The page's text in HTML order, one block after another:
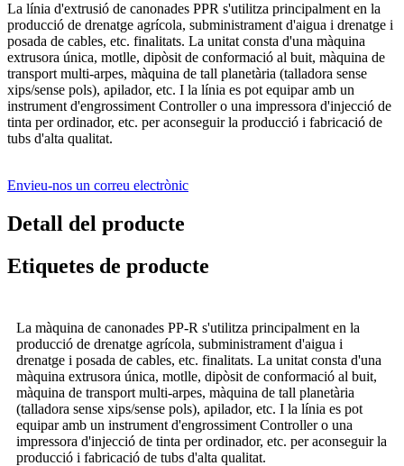
La línia d'extrusió de canonades PPR s'utilitza principalment en la
producció de drenatge agrícola, subministrament d'aigua i drenatge i
posada de cables, etc. finalitats. La unitat consta d'una màquina
extrusora única, motlle, dipòsit de conformació al buit, màquina de
transport multi-arpes, màquina de tall planetària (talladora sense
xips/sense pols), apilador, etc. I la línia es pot equipar amb un
instrument d'engrossiment Controller o una impressora d'injecció de
tinta per ordinador, etc. per aconseguir la producció i fabricació de
tubs d'alta qualitat.
Envieu-nos un correu electrònic
Detall del producte
Etiquetes de producte
La màquina de canonades PP-R s'utilitza principalment en la
producció de drenatge agrícola, subministrament d'aigua i
drenatge i posada de cables, etc. finalitats. La unitat consta d'una
màquina extrusora única, motlle, dipòsit de conformació al buit,
màquina de transport multi-arpes, màquina de tall planetària
(talladora sense xips/sense pols), apilador, etc. I la línia es pot
equipar amb un instrument d'engrossiment Controller o una
impressora d'injecció de tinta per ordinador, etc. per aconseguir la
producció i fabricació de tubs d'alta qualitat.